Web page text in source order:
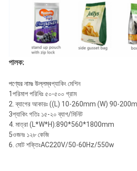
পালক:
পণ্যের নামঃ উল্লম্বপ্যাকিং মেশিন
1পরিমাপ পরিধিঃ ৫০-৫০০ গ্রাম
2. ব্যাগের আকারঃ ((L) 10-260mm (W) 90-
3প্যাকিং গতিঃ ১৫-২০ ব্যাগ/মিনিট
4. মাত্রা (L*W*H):890*560*1800mm
5ওজনঃ ১২৮ কেজি
6. মোট শক্তিঃAC220V/50-60Hz/550w